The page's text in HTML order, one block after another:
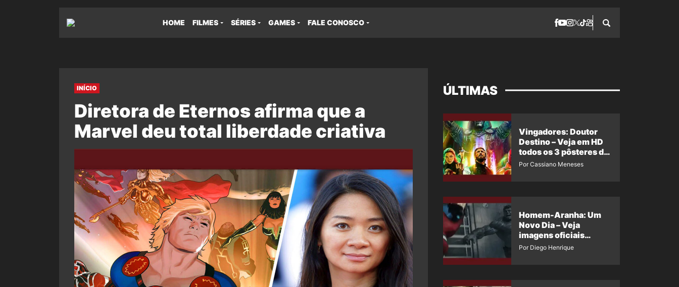
HOME FILMES SÉRIES GAMES FALE CONOSCO
INÍCIO
Diretora de Eternos afirma que a
Marvel deu total liberdade criativa
ÚLTIMAS
Vingadores: Doutor
Destino – Veja em HD
todos os 3 pôsteres de
‘Doomsday’ + 1 imagem
Por Cassiano Meneses
Homem-Aranha: Um
Novo Dia – Veja
imagens oficiais
descartadas do Hulk
Por Diego Henrique